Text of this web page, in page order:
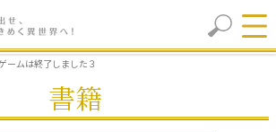
ームは終了しました３
書籍